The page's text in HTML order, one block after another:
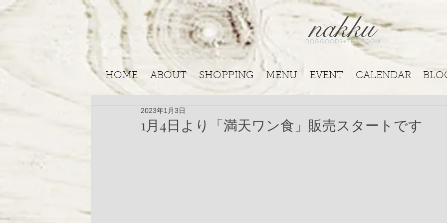
nakku
DOGGOODS+TEA ROOM
HOME ABOUT SHOPPING MENU EVENT CALENDAR
1月4日より「満天ワン食」販売スタートです
2023年1月3日